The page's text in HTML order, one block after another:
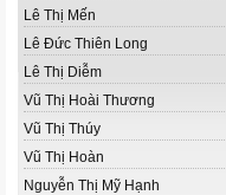
Lê Thị Mến
Lê Đức Thiên Long
Lê Thị Diễm
Vũ Thị Hoài Thương
Vũ Thị Thúy
Vũ Thị Hoàn
Nguyễn Thị Mỹ Hạnh